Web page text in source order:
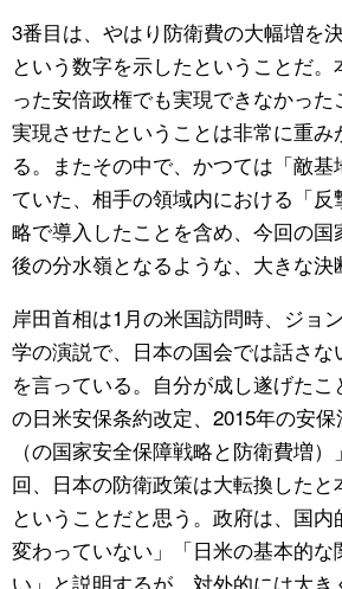
3番目は、やはり防衛費の大幅増を
という数字を示したということだ
った安倍政権でも実現できなかっ
実現させたということは非常に重み
る。またその中で、かつては「敵
ていた、相手の領域内における「
略で導入したことを含め、今回の
後の分水嶺となるような、大きな決
岸田首相は1月の米国訪問時、ジョ
学の演説で、日本の国会では話さな
を言っている。自分が成し遂げた
の日米安保条約改定、2015年の安
（の国家安全保障戦略と防衛費増
回、日本の防衛政策は大転換したと
ということだと思う。政府は、国
変わっていない」「日米の基本的
い」と説明するが、対外的には大